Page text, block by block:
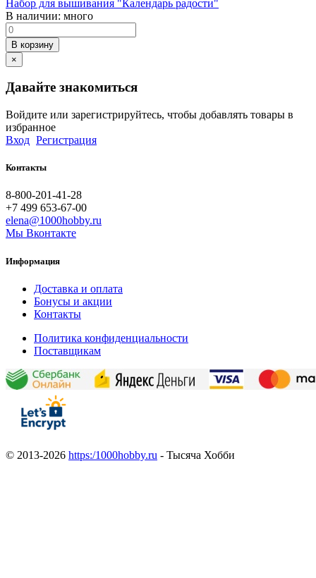
Набор для вышивания "Календарь радости"
В наличии: много
В корзину
×
Давайте знакомиться
Войдите или зарегистрируйтесь, чтобы добавлять товары в
избранное
Вход Регистрация
Контакты
8-800-201-41-28
+7 499 653-67-00
elena@1000hobby.ru
Мы Вконтакте
Информация
Доставка и оплата
Бонусы и акции
Контакты
Политика конфиденциальности
Поставщикам
© 2013-2026 https:/1000hobby.ru - Тысяча Хобби